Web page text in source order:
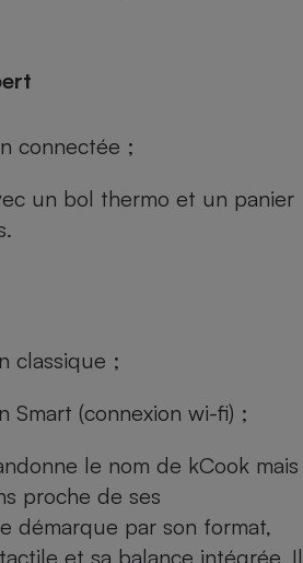
connectée ;
un bol thermo et un panier
classique ;
Smart (connexion wi-fi) ;
le nom de kCook mais
proche de ses
démarque par son format,
et sa balance intégrée. Il